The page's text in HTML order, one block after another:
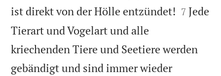
ist direkt von der Hölle entzündet! 

7 Jede
Tierart und Vogelart und alle
kriechenden Tiere und Seetiere werden
gebändigt und sind immer wieder